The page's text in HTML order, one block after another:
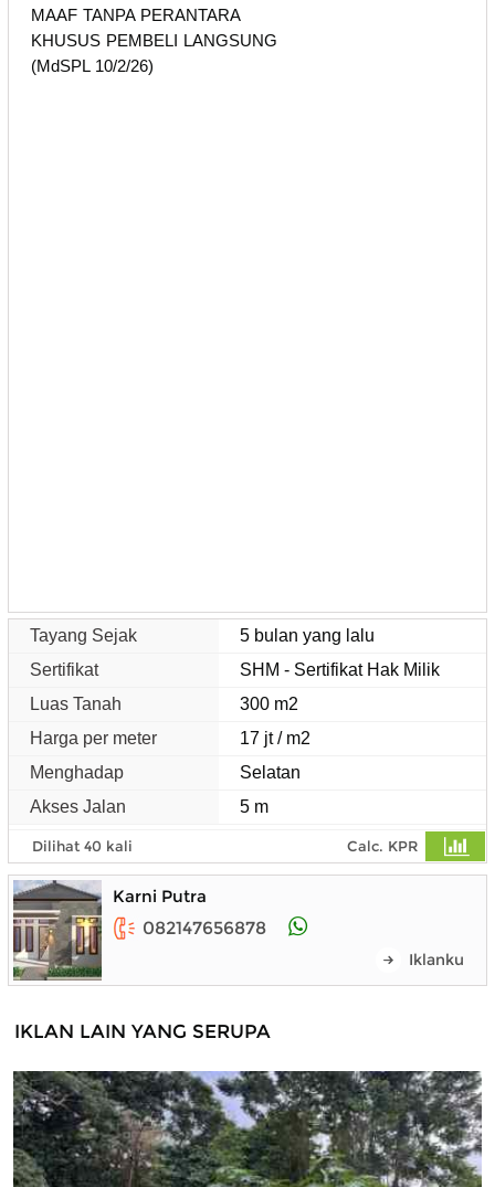
MAAF TANPA PERANTARA
KHUSUS PEMBELI LANGSUNG
(MdSPL 10/2/26)
Tayang Sejak
5 bulan yang lalu
Sertifikat
SHM - Sertifikat Hak Milik
Luas Tanah
300 m2
Harga per meter
17 jt / m2
Menghadap
Selatan
Akses Jalan
5 m
Dilihat 40 kali Calc. KPR
Karni Putra
082147656878
Iklanku
IKLAN LAIN YANG SERUPA